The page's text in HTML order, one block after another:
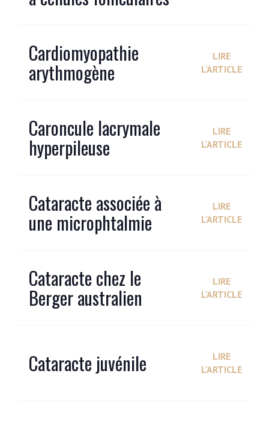
Cardiomyopathie
arythmogène
LIRE
L'ARTICLE
Caroncule lacrymale
hyperpileuse
LIRE
L'ARTICLE
Cataracte associée à
une microphtalmie
LIRE
L'ARTICLE
Cataracte chez le
Berger australien
LIRE
L'ARTICLE
Cataracte juvénile
LIRE
L'ARTICLE